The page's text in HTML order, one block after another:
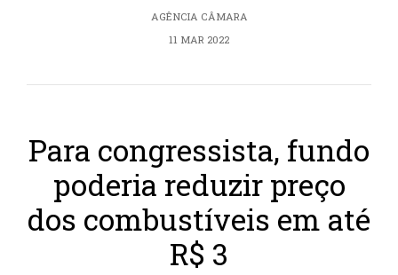
AGÊNCIA CÂMARA
11 MAR 2022
Para congressista, fundo
poderia reduzir preço
dos combustíveis em até
R$ 3